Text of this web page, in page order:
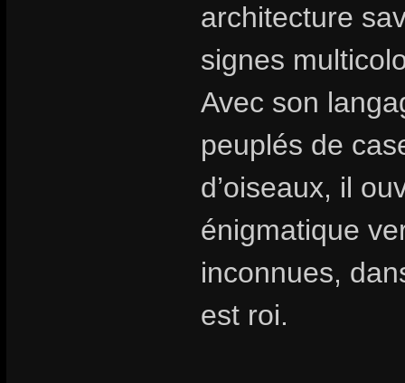
architecture
signes
Avec son
peuplés de
d’oiseaux, il
énigmatique
inconnues,
est roi.